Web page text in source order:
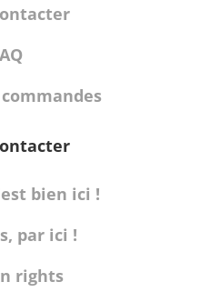
bien ici !
par ici !
rights